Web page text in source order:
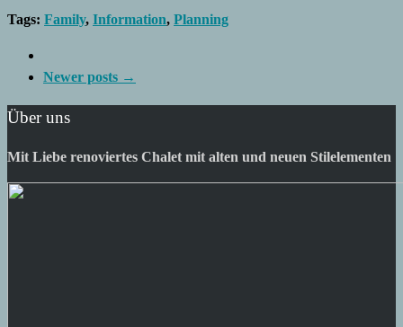
Tags: Family, Information, Planning
Newer posts →
Über uns
Mit Liebe renoviertes Chalet mit alten und neuen Stilelementen